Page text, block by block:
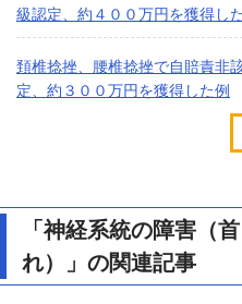
級認定、約４００万円を獲得し
頚椎捻挫、腰椎捻挫で自賠責非
定、約３００万円を獲得した例
「神経系統の障害（
れ）」の関連記事